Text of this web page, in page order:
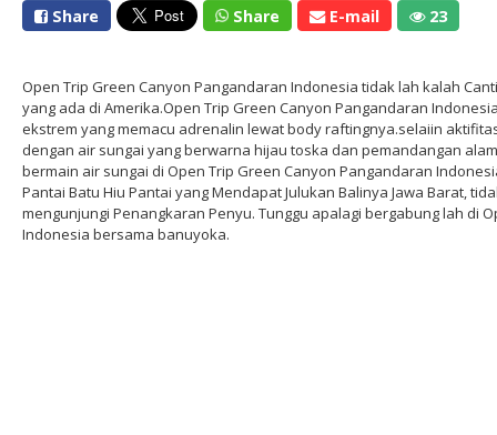
Share Share E-mail 23
Open Trip Green Canyon Pangandaran Indonesia tidak lah kalah
yang ada di Amerika.Open Trip Green Canyon Pangandaran
ekstrem yang memacu adrenalin lewat body raftingnya.selaiin
dengan air sungai yang berwarna hijau toska dan pemandangan
bermain air sungai di Open Trip Green Canyon Pangandaran
Pantai Batu Hiu Pantai yang Mendapat Julukan Balinya Jawa Barat,
mengunjungi Penangkaran Penyu. Tunggu apalagi bergabung lah di
Indonesia bersama banuyoka.